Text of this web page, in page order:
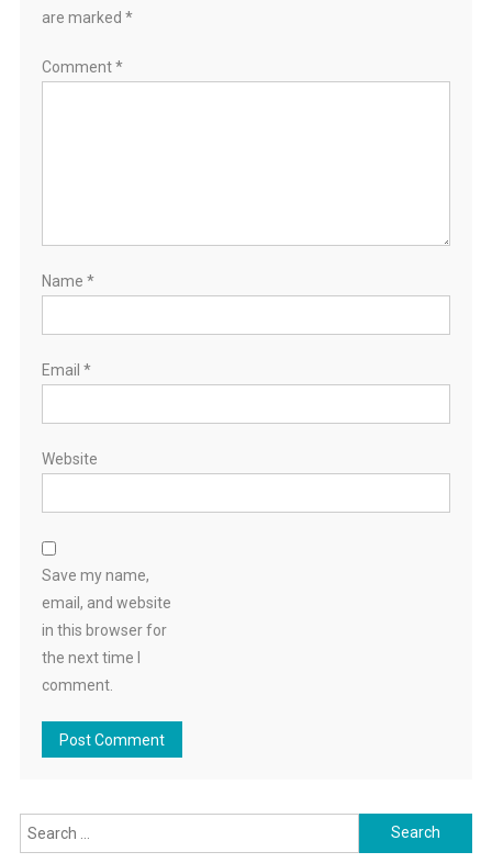
are marked *
Comment*
Name *
Email *
Website
Save my name,
email, and website
in this browser for
the next time I
comment.
Search
for: